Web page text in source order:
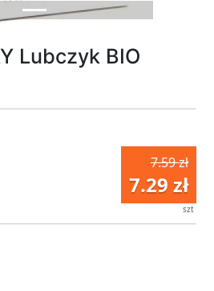
Lubczyk BIO
7.59 zł
7.29 zł
szt